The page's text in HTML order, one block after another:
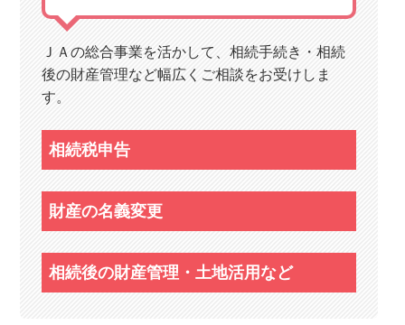
ＪＡの総合事業を活かして、相続手続き・相続
後の財産管理など幅広くご相談をお受けしま
す。
相続税申告
財産の名義変更
相続後の財産管理・土地活用など